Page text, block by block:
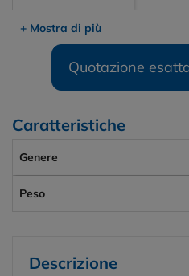
+ Mostra di più
Quotazione
Caratteristiche
Genere
Peso
Descrizione